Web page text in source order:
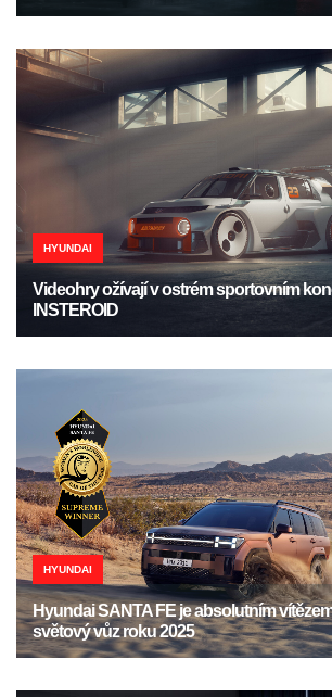
HYUNDAI
Videohry ožívají v ostrém sportovním
INSTEROID
HYUNDAI
Hyundai SANTA FE je absolutním
světový vůz roku 2025